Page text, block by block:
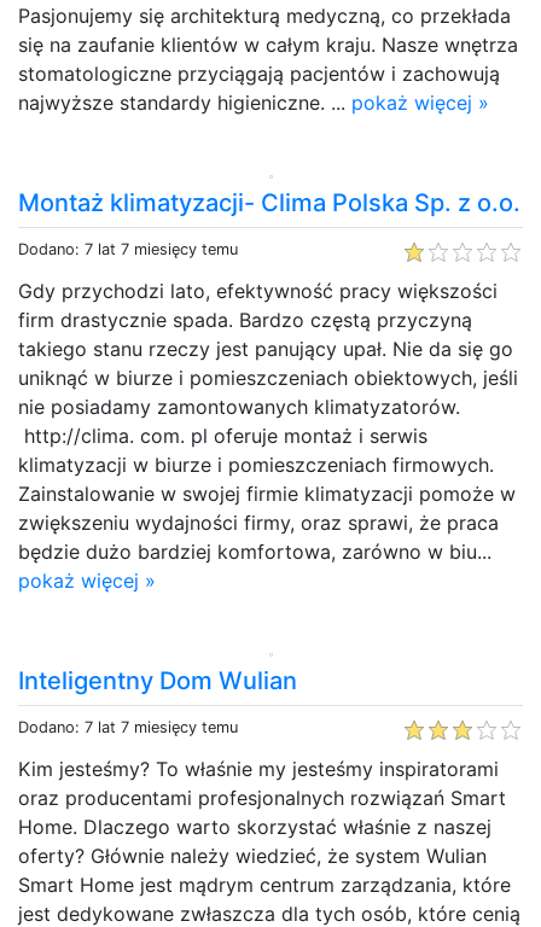
Pasjonujemy się architekturą medyczną, co przekłada
się na zaufanie klientów w całym kraju. Nasze wnętrza
stomatologiczne przyciągają pacjentów i zachowują
najwyższe standardy higieniczne. ... pokaż więcej »
Montaż klimatyzacji- Clima Polska Sp. z o.o.
Dodano: 7 lat 7 miesięcy temu
Gdy przychodzi lato, efektywność pracy większości
firm drastycznie spada. Bardzo częstą przyczyną
takiego stanu rzeczy jest panujący upał. Nie da się go
uniknąć w biurze i pomieszczeniach obiektowych, jeśli
nie posiadamy zamontowanych klimatyzatorów.
http://clima. com. pl oferuje montaż i serwis
klimatyzacji w biurze i pomieszczeniach firmowych.
Zainstalowanie w swojej firmie klimatyzacji pomoże w
zwiększeniu wydajności firmy, oraz sprawi, że praca
będzie dużo bardziej komfortowa, zarówno w biu...
pokaż więcej »
Inteligentny Dom Wulian
Dodano: 7 lat 7 miesięcy temu
Kim jesteśmy? To właśnie my jesteśmy inspiratorami
oraz producentami profesjonalnych rozwiązań Smart
Home. Dlaczego warto skorzystać właśnie z naszej
oferty? Głównie należy wiedzieć, że system Wulian
Smart Home jest mądrym centrum zarządzania, które
jest dedykowane zwłaszcza dla tych osób, które cenią